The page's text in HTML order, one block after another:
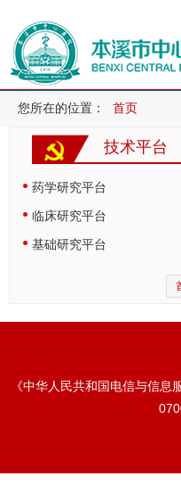
您所在的位置： 首页
技术平台
药学研究平台
临床研究平台
基础研究平台
《中华人民共和国电信与信